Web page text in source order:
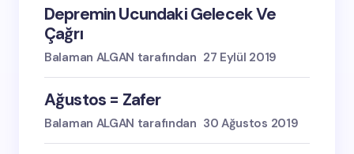
Depremin Ucundaki Gelecek Ve
Çağrı
Balaman ALGAN tarafından 27 Eylül 2019
Ağustos = Zafer
Balaman ALGAN tarafından 30 Ağustos 2019